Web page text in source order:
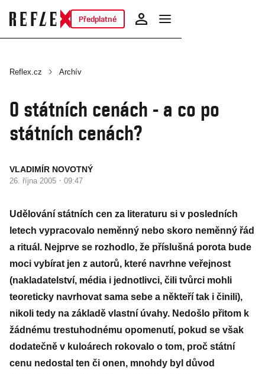
Předplatné
Reflex.cz Archív
O státních cenách - a co po
státních cenách?
VLADIMÍR NOVOTNÝ
26. října 2005 · 09:47
Udělování státních cen za literaturu si v posledních
letech vypracovalo neměnný nebo skoro neměnný řád
a rituál. Nejprve se rozhodlo, že příslušná porota bude
moci vybírat jen z autorů, které navrhne veřejnost
(nakladatelství, média i jednotlivci, čili tvůrci mohli
teoreticky navrhovat sama sebe a někteří tak i činili),
nikoli tedy na základě vlastní úvahy. Nedošlo přitom k
žádnému trestuhodnému opomenutí, pokud se však
dodatečně v kuloárech rokovalo o tom, proč státní
cenu nedostal ten či onen, mnohdy byl důvod